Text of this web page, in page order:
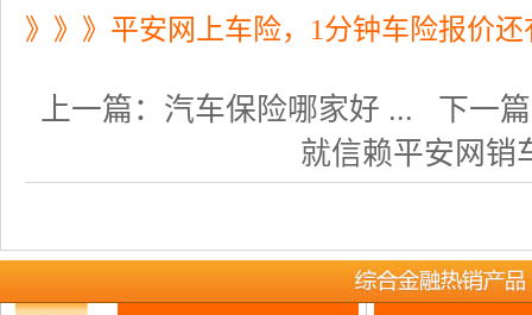
》》》平安网上车险，1分钟车险报价
上一篇： 汽车保险哪家好 ... 下一
就信赖平安网销